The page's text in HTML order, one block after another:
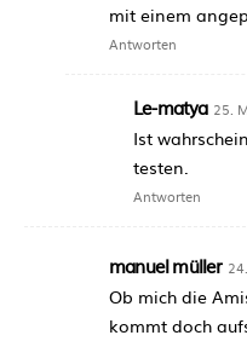
mit einem
Antworten
Le-matya 25.
Ist
testen.
Antworten
manuel müller
Ob mich die
kommt doch